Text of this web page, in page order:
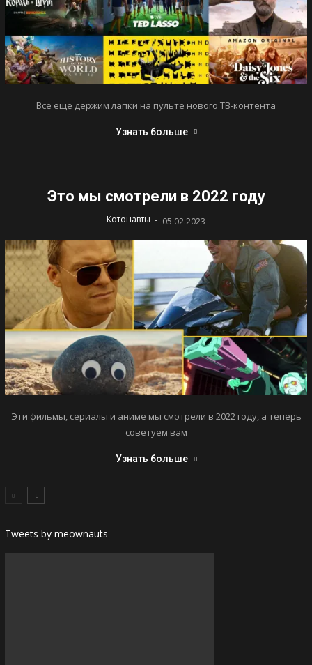
Все еще держим лапки на пульте нового ТВ-контента
Узнать больше
Это мы смотрели в 2022 году
Котонавты - 05.02.2023
Эти фильмы, сериалы и аниме мы смотрели в 2022 году, а теперь
советуем вам
Узнать больше
Tweets by meownauts